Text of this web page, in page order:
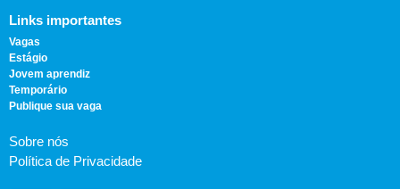
Links importantes
Vagas
Estágio
Jovem aprendiz
Temporário
Publique sua vaga
Sobre nós
Política de Privacidade